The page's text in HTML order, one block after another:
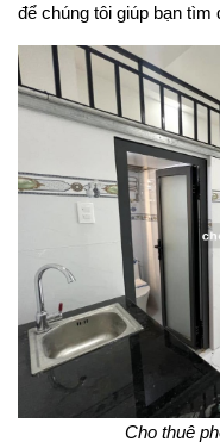
để chúng tôi giúp bạn
Cho thuê